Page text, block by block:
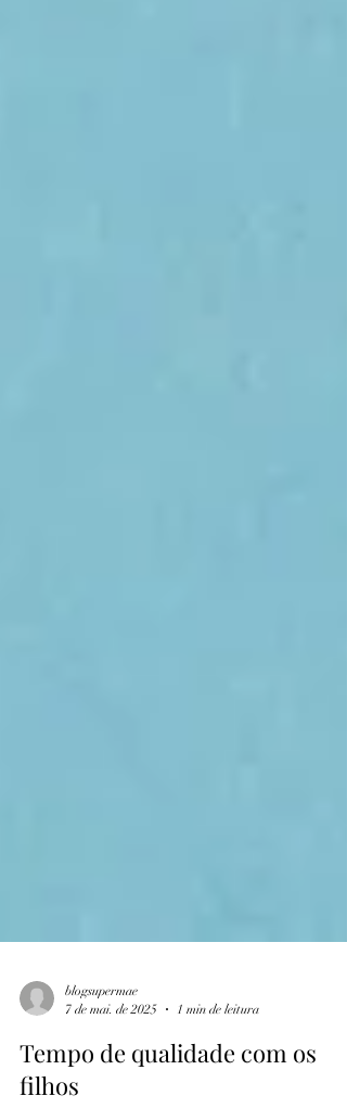
blogsupermae
7 de mai. de 2025
1 min de leitura